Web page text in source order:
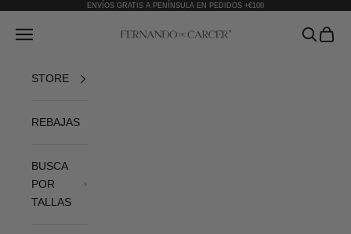
ENVÍOS GRATIS A PENÍNSULA EN PEDIDOS +€100
Fernando de Cárcer
Abrir menú de navegación AbrirAbrir
STORE
REBAJAS
BUSCA
POR
TALLAS